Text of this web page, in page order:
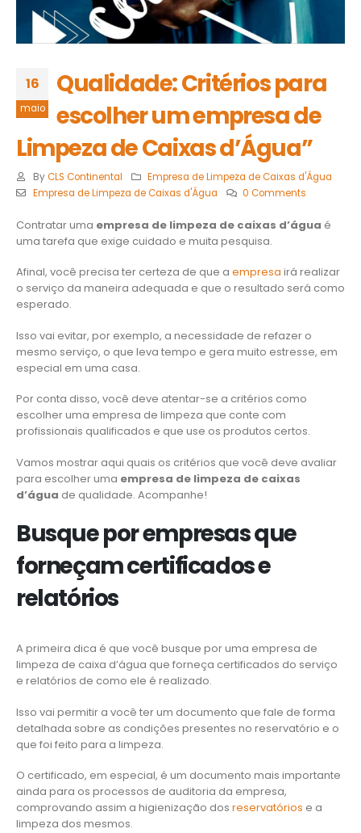
16
maio
Qualidade: Critérios para
escolher um empresa de
Limpeza de Caixas d’Água”
By CLS Continental
Empresa de Limpeza de Caixas d'Água
Empresa de Limpeza de Caixas d'Água
0 Comments
Contratar uma empresa de limpeza de caixas d’água é
uma tarefa que exige cuidado e muita pesquisa.
Afinal, você precisa ter certeza de que a empresa irá realizar
o serviço da maneira adequada e que o resultado será como
esperado.
Isso vai evitar, por exemplo, a necessidade de refazer o
mesmo serviço, o que leva tempo e gera muito estresse, em
especial em uma casa.
Por conta disso, você deve atentar-se a critérios como
escolher uma empresa de limpeza que conte com
profissionais qualificados e que use os produtos certos.
Vamos mostrar aqui quais os critérios que você deve avaliar
para escolher uma empresa de limpeza de caixas
d’água de qualidade. Acompanhe!
Busque por empresas que
forneçam certificados e
relatórios
A primeira dica é que você busque por uma empresa de
limpeza de caixa d’água que forneça certificados do serviço
e relatórios de como ele é realizado.
Isso vai permitir a você ter um documento que fale de forma
detalhada sobre as condições presentes no reservatório e o
que foi feito para a limpeza.
O certificado, em especial, é um documento mais importante
ainda para os processos de auditoria da empresa,
comprovando assim a higienização dos reservatórios e a
limpeza dos mesmos.